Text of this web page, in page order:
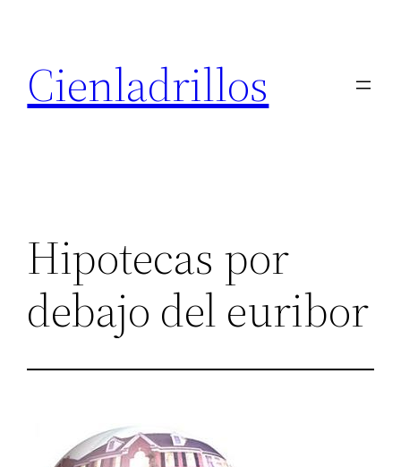
contenido
Cienladrillos
Hipotecas por
debajo del euribor